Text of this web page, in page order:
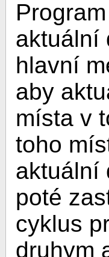
aktuální
hlavní
aby
místa v
toho
aktuální
poté
cyklus
druhym